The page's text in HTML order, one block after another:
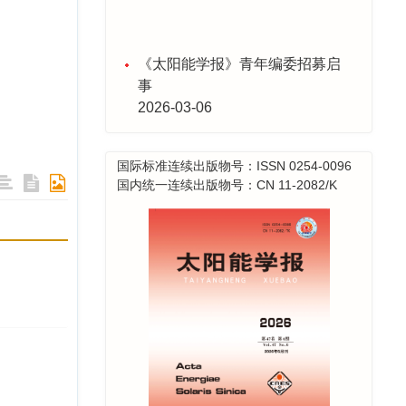
事
2026-03-06
影响力第一名！
2025-12-30
关于年底发票事宜
采编系统升级维护公告
2025-11-28
20篇论文入选 “领跑者5000—中
国精品科技期刊顶尖论文”
2025-11-17
喜报！《太阳能学报》蝉联能源
国际标准连续出版物号：ISSN 0254-0096
国内统一连续出版物号：CN 11-2082/K